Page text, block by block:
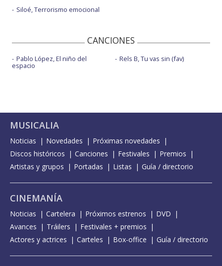
Siloé, Terrorismo emocional
CANCIONES
Pablo López, El niño del
espacio
Rels B, Tu vas sin (fav)
MUSICALIA
Noticias Novedades
Próximas novedades
Discos históricos
Canciones Festivales
Premios
Artistas y grupos
Portadas Listas Guía / directorio
CINEMANÍA
Noticias Cartelera Próximos estrenos
DVD
Avances
Tráilers
Festivales + premios
Actores y actrices
Carteles Box-office Guía / directorio